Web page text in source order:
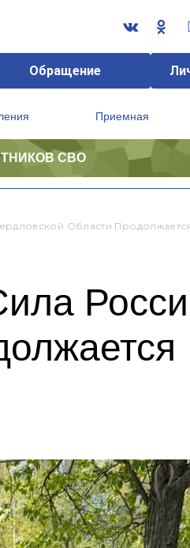
Обращение
Приемная
СВО
Области